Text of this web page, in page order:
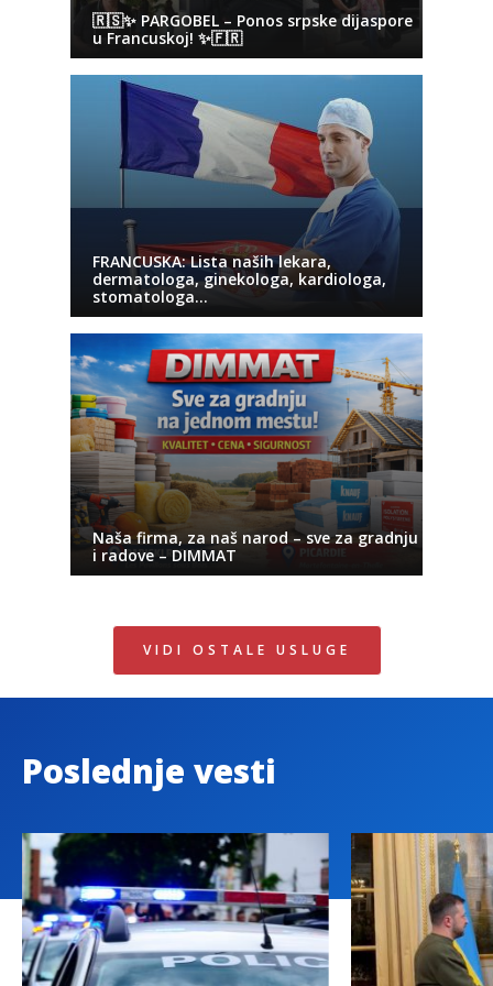
🇷🇸✨ PARGOBEL – Ponos srpske dijaspore
u Francuskoj! ✨🇫🇷
FRANCUSKA: Lista naših lekara,
dermatologa, ginekologa, kardiologa,
stomatologa…
Naša firma, za naš narod – sve za gradnju
i radove – DIMMAT
VIDI OSTALE USLUGE
Poslednje vesti